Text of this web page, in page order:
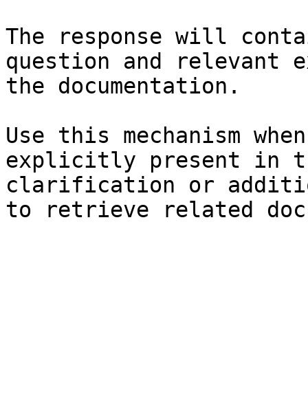
The response will
question and relevant
the documentation.
Use this mechanism
explicitly present in
clarification or